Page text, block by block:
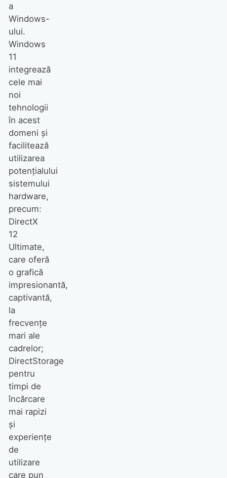
a
Windows-
ului.
Windows
11
integrează
cele mai
noi
tehnologii
în acest
domeni și
facilitează
utilizarea
potențialului
sistemului
hardware,
precum:
DirectX
12
Ultimate,
care oferă
o grafică
impresionantă,
captivantă,
la
frecvențe
mari ale
cadrelor;
DirectStorage
pentru
timpi de
încărcare
mai rapizi
și
experiențe
de
utilizare
care pun